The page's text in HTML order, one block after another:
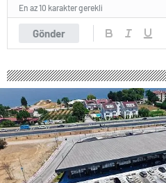
Gönder
En az 10 karakter gerekli